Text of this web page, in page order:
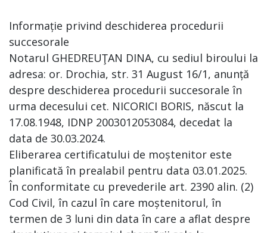
Informație privind deschiderea procedurii
succesorale
Notarul GHEDREUŢAN DINA, cu sediul biroului la
adresa: or. Drochia, str. 31 August 16/1, anunță
despre deschiderea procedurii succesorale în
urma decesului cet. NICORICI BORIS, născut la
17.08.1948, IDNP 2003012053084, decedat la
data de 30.03.2024.
Eliberarea certificatului de moștenitor este
planificată în prealabil pentru data 03.01.2025.
În conformitate cu prevederile art. 2390 alin. (2)
Cod Civil, în cazul în care moștenitorul, în
termen de 3 luni din data în care a aflat despre